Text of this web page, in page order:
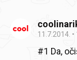
11.7.2014.
#1 Da,